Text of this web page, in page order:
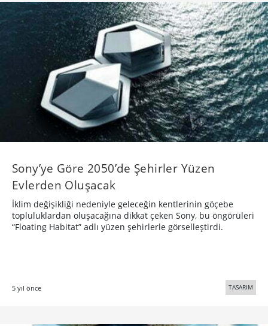
Sony’ye Göre 2050’de Şehirler Yüzen
Evlerden Oluşacak
İklim değişikliği nedeniyle geleceğin kentlerinin göçebe
topluluklardan oluşacağına dikkat çeken Sony, bu öngörüleri
“Floating Habitat” adlı yüzen şehirlerle görselleştirdi.
5 yıl önce TASARIM